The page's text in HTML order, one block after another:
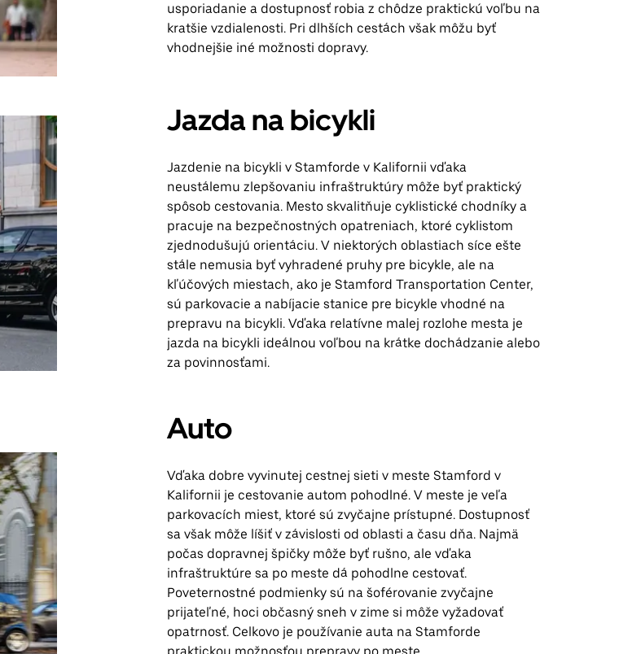
usporiadanie a dostupnosť robia z chôdze praktickú voľbu na
kratšie vzdialenosti. Pri dlhších cestách však môžu byť
vhodnejšie iné možnosti dopravy.
Jazda na bicykli
Jazdenie na bicykli v Stamforde v Kalifornii vďaka
neustálemu zlepšovaniu infraštruktúry môže byť praktický
spôsob cestovania. Mesto skvalitňuje cyklistické chodníky a
pracuje na bezpečnostných opatreniach, ktoré cyklistom
zjednodušujú orientáciu. V niektorých oblastiach síce ešte
stále nemusia byť vyhradené pruhy pre bicykle, ale na
kľúčových miestach, ako je Stamford Transportation Center,
sú parkovacie a nabíjacie stanice pre bicykle vhodné na
prepravu na bicykli. Vďaka relatívne malej rozlohe mesta je
jazda na bicykli ideálnou voľbou na krátke dochádzanie alebo
za povinnosťami.
Auto
Vďaka dobre vyvinutej cestnej sieti v meste Stamford v
Kalifornii je cestovanie autom pohodlné. V meste je veľa
parkovacích miest, ktoré sú zvyčajne prístupné. Dostupnosť
sa však môže líšiť v závislosti od oblasti a času dňa. Najmä
počas dopravnej špičky môže byť rušno, ale vďaka
infraštruktúre sa po meste dá pohodlne cestovať.
Poveternostné podmienky sú na šoférovanie zvyčajne
prijateľné, hoci občasný sneh v zime si môže vyžadovať
opatrnosť. Celkovo je používanie auta na Stamforde